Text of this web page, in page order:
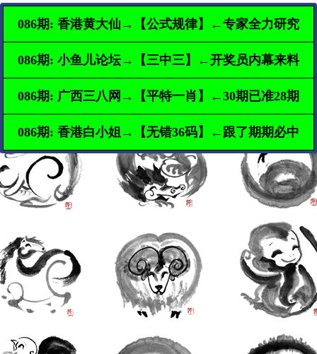
086期: 香港黄大仙→【公式规律】←专家全力研究
086期: 小鱼儿论坛→【三中三】←开奖员内幕来料
086期: 广西三八网→【平特一肖】←30期已准28期
086期: 香港白小姐→【无错36码】←跟了期期必中